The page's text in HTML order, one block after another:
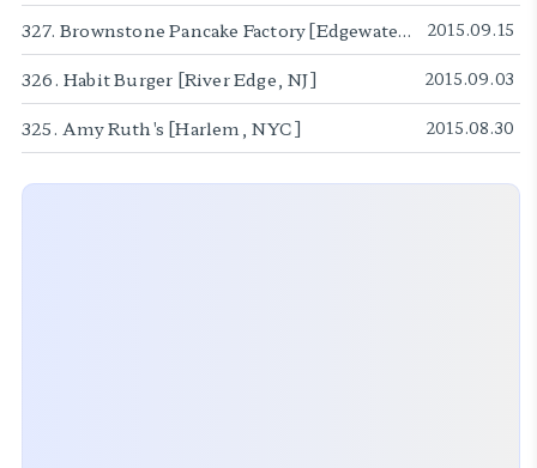
327. Brownstone Pancake Factory [Edgewater, NJ] 2015.09.15
326. Habit Burger [River Edge, NJ] 2015.09.03
325. Amy Ruth's [Harlem, NYC] 2015.08.30